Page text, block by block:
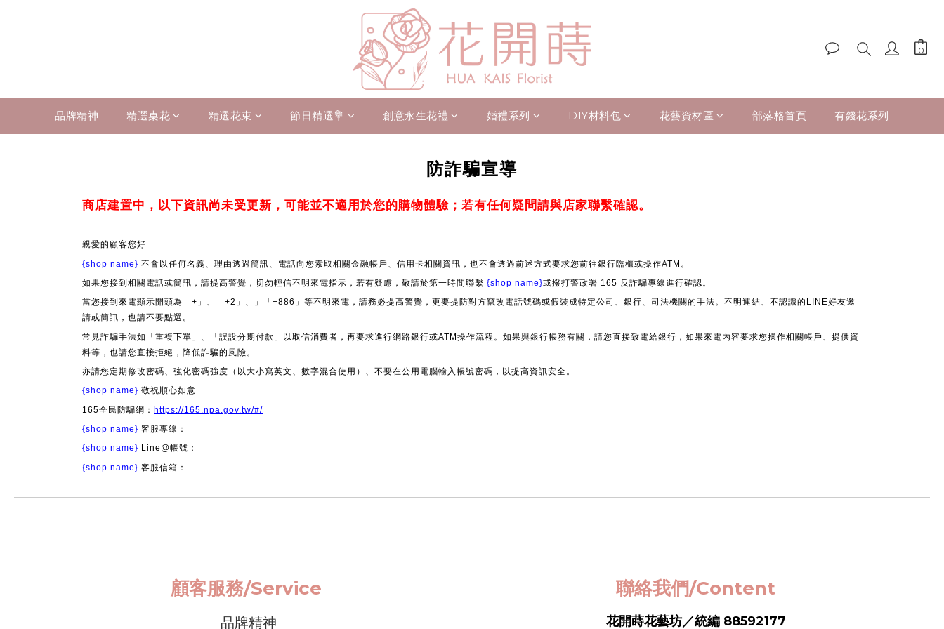
品牌精神 精選桌花 精選花束 節日精選💐 創意永生花禮 婚禮系列 DIY材料包 花藝資材區 部落格首頁 有錢花系列
防詐騙宣導
商店建置中，以下資訊尚未受更新，可能並不適用於您的購物體驗；若有任何疑問請與店家聯繫確認。
親愛的顧客您好
{shop name} 不會以任何名義、理由透過簡訊、電話向您索取相關金融帳戶、信用卡相關資訊，也不會透過前述方式要求您前往銀行臨櫃或操作ATM。
如果您接到相關電話或簡訊，請提高警覺，切勿輕信不明來電指示，若有疑慮，敬請於第一時間聯繫 {shop name}或撥打警政署 165 反詐騙專線進行確認。
當您接到來電顯示開頭為「+」、「+2」、」「+886」等不明來電，請務必提高警覺，更要提防對方竄改電話號碼或假裝成特定公司、銀行、司法機關的手法。不明連結、不認識的LINE好友邀
請或簡訊，也請不要點選。
常見詐騙手法如「重複下單」、「誤設分期付款」以取信消費者，再要求進行網路銀行或ATM操作流程。如果與銀行帳務有關，請您直接致電給銀行，如果來電內容要求您操作相關帳戶、提供資
料等，也請您直接拒絕，降低詐騙的風險。
亦請您定期修改密碼、強化密碼強度（以大小寫英文、數字混合使用）、不要在公用電腦輸入帳號密碼，以提高資訊安全。
{shop name} 敬祝順心如意
165全民防騙網： https://165.npa.gov.tw/#/
{shop name} 客服專線：
{shop name} Line@帳號：
{shop name} 客服信箱：
顧客服務/Service
品牌精神
聯絡我們/Content
花開蒔花藝坊／統編 88592177